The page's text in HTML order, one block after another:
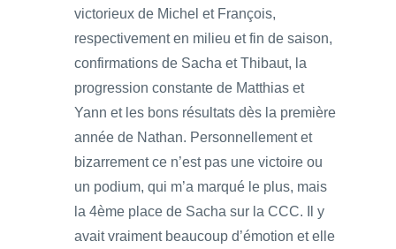
victorieux de Michel et François,
respectivement en milieu et fin de saison,
confirmations de Sacha et Thibaut, la
progression constante de Matthias et
Yann et les bons résultats dès la première
année de Nathan. Personnellement et
bizarrement ce n’est pas une victoire ou
un podium, qui m’a marqué le plus, mais
la 4ème place de Sacha sur la CCC. Il y
avait vraiment beaucoup d’émotion et elle